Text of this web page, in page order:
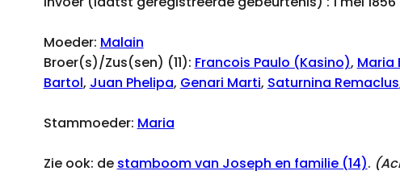
Moeder: Malain
Broer(s)/Zus(sen) (11): Francois Paulo (Kasino), Maria
Bartol, Juan Phelipa, Genari Marti, Saturnina Remaclus
Stammoeder: Maria
Zie ook: de stamboom van Joseph en familie (14).